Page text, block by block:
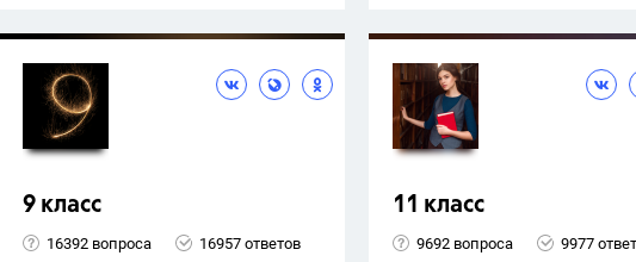
9 класс
16392 вопроса 16957 ответов
11 класс
9692 вопроса 9977